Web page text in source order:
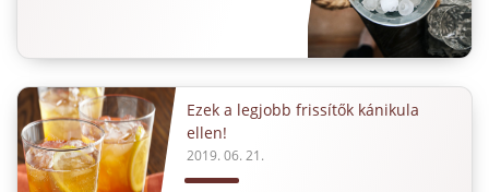
Ezek a legjobb frissítők kánikula
ellen!
2019. 06. 21.